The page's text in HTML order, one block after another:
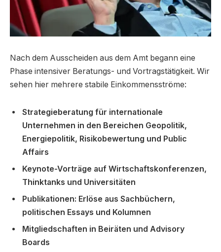
Nach dem Ausscheiden aus dem Amt begann eine
Phase intensiver Beratungs- und Vortragstätigkeit. Wir
sehen hier mehrere stabile Einkommensströme:
Strategieberatung für internationale
Unternehmen in den Bereichen Geopolitik,
Energiepolitik, Risikobewertung und Public
Affairs
Keynote-Vorträge auf Wirtschaftskonferenzen,
Thinktanks und Universitäten
Publikationen: Erlöse aus Sachbüchern,
politischen Essays und Kolumnen
Mitgliedschaften in Beiräten und Advisory
Boards